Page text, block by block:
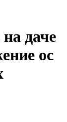
даче
ос